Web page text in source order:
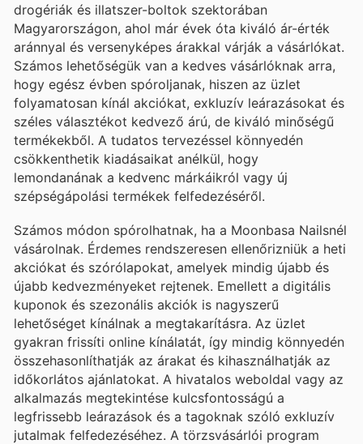
drogériák és illatszer-boltok szektorában
Magyarországon, ahol már évek óta kiváló ár-érték
aránnyal és versenyképes árakkal várják a vásárlókat.
Számos lehetőségük van a kedves vásárlóknak arra,
hogy egész évben spóroljanak, hiszen az üzlet
folyamatosan kínál akciókat, exkluzív leárazásokat és
széles választékot kedvező árú, de kiváló minőségű
termékekből. A tudatos tervezéssel könnyedén
csökkenthetik kiadásaikat anélkül, hogy
lemondanának a kedvenc márkáikról vagy új
szépségápolási termékek felfedezéséről.
Számos módon spórolhatnak, ha a Moonbasa Nailsnél
vásárolnak. Érdemes rendszeresen ellenőrizniük a heti
akciókat és szórólapokat, amelyek mindig újabb és
újabb kedvezményeket rejtenek. Emellett a digitális
kuponok és szezonális akciók is nagyszerű
lehetőséget kínálnak a megtakarításra. Az üzlet
gyakran frissíti online kínálatát, így mindig könnyedén
összehasonlíthatják az árakat és kihasználhatják az
időkorlátos ajánlatokat. A hivatalos weboldal vagy az
alkalmazás megtekintése kulcsfontosságú a
legfrissebb leárazások és a tagoknak szóló exkluzív
jutalmak felfedezéséhez. A törzsvásárlói program